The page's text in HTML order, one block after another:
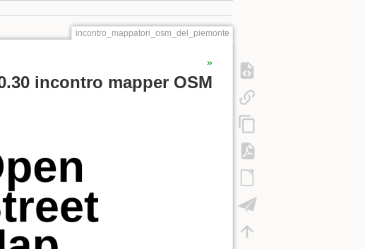
incontro_mappatori_osm_del_piemonte
»
incontro mapper OSM